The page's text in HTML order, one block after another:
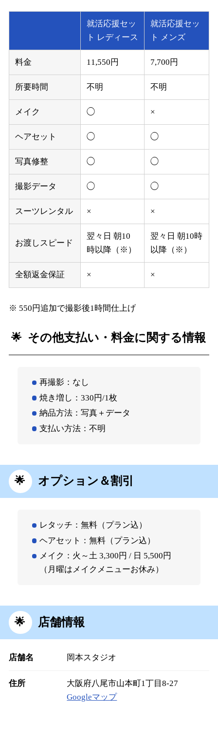
就活応援セッ
ト レディース
就活応援セッ
ト メンズ
料金 11,550円 7,700円
所要時間 不明 不明
メイク ◯ ×
ヘアセット ◯ ◯
写真修整 ◯ ◯
撮影データ ◯ ◯
スーツレンタル × ×
お渡しスピード
翌々日 朝10
時以降（※）
翌々日 朝10時
以降（※）
全額返金保証 × ×
※ 550円追加で撮影後1時間仕上げ
その他支払い・料金に関する情報
再撮影：なし
焼き増し：330円/1枚
納品方法：写真＋データ
支払い方法：不明
オプション＆割引
レタッチ：無料（プラン込）
ヘアセット：無料（プラン込）
メイク：火～土 3,300円 / 日 5,500円
（月曜はメイクメニューお休み）
店舗情報
店舗名 岡本スタジオ
住所
大阪府八尾市山本町1丁目8-27
Googleマップ